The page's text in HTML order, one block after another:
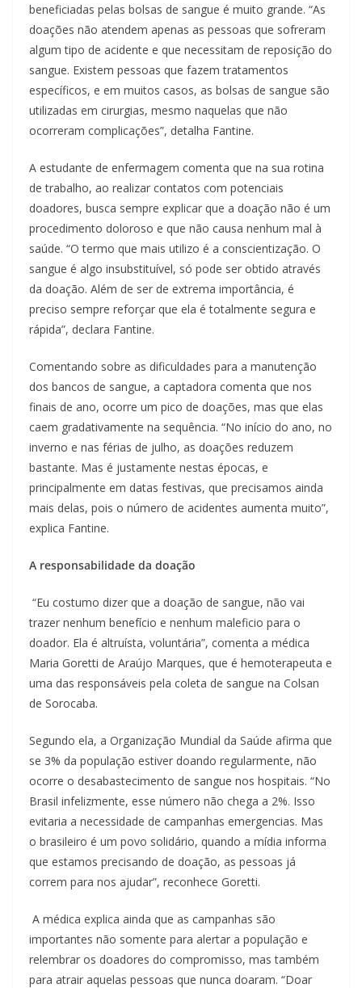
beneficiadas pelas bolsas de sangue é muito grande. “As
doações não atendem apenas as pessoas que sofreram
algum tipo de acidente e que necessitam de reposição do
sangue. Existem pessoas que fazem tratamentos
específicos, e em muitos casos, as bolsas de sangue são
utilizadas em cirurgias, mesmo naquelas que não
ocorreram complicações”, detalha Fantine.
A estudante de enfermagem comenta que na sua rotina
de trabalho, ao realizar contatos com potenciais
doadores, busca sempre explicar que a doação não é um
procedimento doloroso e que não causa nenhum mal à
saúde. “O termo que mais utilizo é a conscientização. O
sangue é algo insubstituível, só pode ser obtido através
da doação. Além de ser de extrema importância, é
preciso sempre reforçar que ela é totalmente segura e
rápida”, declara Fantine.
Comentando sobre as dificuldades para a manutenção
dos bancos de sangue, a captadora comenta que nos
finais de ano, ocorre um pico de doações, mas que elas
caem gradativamente na sequência. “No início do ano, no
inverno e nas férias de julho, as doações reduzem
bastante. Mas é justamente nestas épocas, e
principalmente em datas festivas, que precisamos ainda
mais delas, pois o número de acidentes aumenta muito”,
explica Fantine.
A responsabilidade da doação
“Eu costumo dizer que a doação de sangue, não vai
trazer nenhum benefício e nenhum maleficio para o
doador. Ela é altruísta, voluntária”, comenta a médica
Maria Goretti de Araújo Marques, que é hemoterapeuta e
uma das responsáveis pela coleta de sangue na Colsan
de Sorocaba.
Segundo ela, a Organização Mundial da Saúde afirma que
se 3% da população estiver doando regularmente, não
ocorre o desabastecimento de sangue nos hospitais. “No
Brasil infelizmente, esse número não chega a 2%. Isso
evitaria a necessidade de campanhas emergencias. Mas
o brasileiro é um povo solidário, quando a mídia informa
que estamos precisando de doação, as pessoas já
correm para nos ajudar”, reconhece Goretti.
A médica explica ainda que as campanhas são
importantes não somente para alertar a população e
relembrar os doadores do compromisso, mas também
para atrair aquelas pessoas que nunca doaram. “Doar